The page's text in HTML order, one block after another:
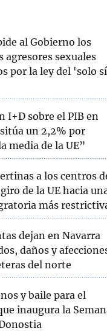
al Gobierno los
agresores sexuales
por la ley del 'solo sí
I+D sobre el PIB en
un 2,2% por
media de la UE”
a los centros
de la UE hacia
más
dejan en Navarra
daños y
del norte
y baile para el
inaugura la